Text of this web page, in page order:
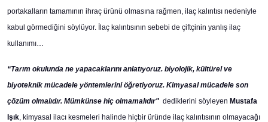
portakalların tamamının ihraç ürünü olmasına rağmen, ilaç kalıntısı nedeniyle
kabul görmediğini söylüyor. İlaç kalıntısının sebebi de çiftçinin yanlış ilaç
kullanımı…
“Tarım okulunda ne yapacaklarını anlatıyoruz. biyolojik, kültürel ve
biyoteknik mücadele yöntemlerini öğretiyoruz. Kimyasal mücadele son
çözüm olmalıdır. Mümkünse hiç olmamalıdır" dediklerini söyleyen Mustafa
Işık, kimyasal ilacı kesmeleri halinde hiçbir üründe ilaç kalıntısının olmayacağı